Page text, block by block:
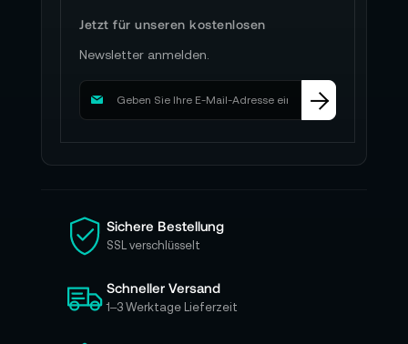
Jetzt für unseren kostenlosen
Newsletter anmelden.
M
d
i
e
s
c
h
Sichere Bestellung
SSL verschlüsselt
Schneller Versand
1–3 Werktage Lieferzeit